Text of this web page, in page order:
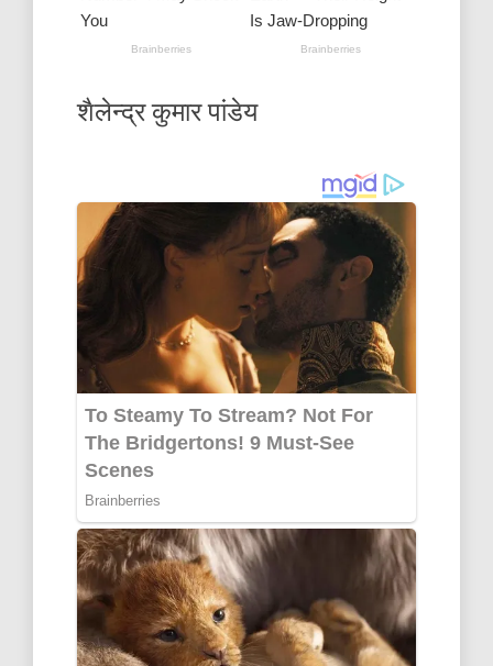
शैलेन्द्र कुमार पांडेय